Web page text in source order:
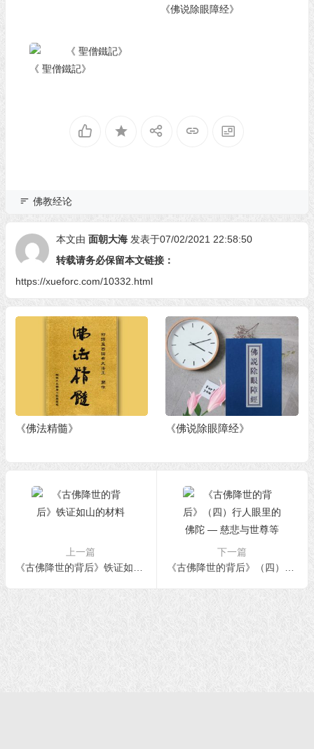
《佛说除眼障经》
《 聖僧鐵記》
佛教经论
本文由 面朝大海 发表于07/02/2021 22:58:50
转载请务必保留本文链接：
https://xueforc.com/10332.html
《佛法精髓》 《佛说除眼障经》
上一篇
《古佛降世的背后》铁证如山的材料
下一篇
《古佛降世的背后》（四）行人眼里的佛陀 — 慈悲与世尊等